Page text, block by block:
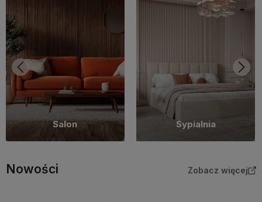
Sypialnia Pokój dziecięcy
Nowości Zobacz więcej